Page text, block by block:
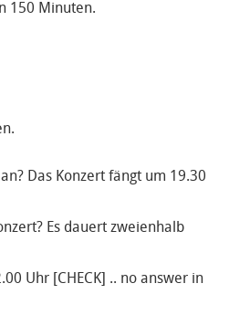
150 Minuten.
Das Konzert fängt um 19.30
Es dauert zweienhalb
Uhr [CHECK] .. no answer in